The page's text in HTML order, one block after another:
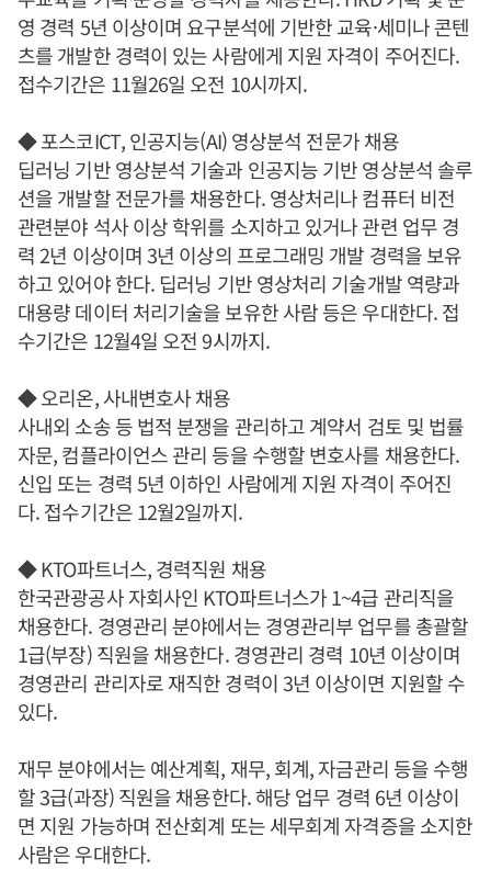
영 경력 5년 이상이며 요구분석에 기반한 교육·세미나 콘텐
츠를 개발한 경력이 있는 사람에게 지원 자격이 주어진다.
접수기간은 11월26일 오전 10시까지.
◆ 포스코ICT, 인공지능(AI) 영상분석 전문가 채용
딥러닝 기반 영상분석 기술과 인공지능 기반 영상분석 솔루
션을 개발할 전문가를 채용한다. 영상처리나 컴퓨터 비전
관련분야 석사 이상 학위를 소지하고 있거나 관련 업무 경
력 2년 이상이며 3년 이상의 프로그래밍 개발 경력을 보유
하고 있어야 한다. 딥러닝 기반 영상처리 기술개발 역량과
대용량 데이터 처리기술을 보유한 사람 등은 우대한다. 접
수기간은 12월4일 오전 9시까지.
◆ 오리온, 사내변호사 채용
사내외 소송 등 법적 분쟁을 관리하고 계약서 검토 및 법률
자문, 컴플라이언스 관리 등을 수행할 변호사를 채용한다.
신입 또는 경력 5년 이하인 사람에게 지원 자격이 주어진
다. 접수기간은 12월2일까지.
◆ KTO파트너스, 경력직원 채용
한국관광공사 자회사인 KTO파트너스가 1~4급 관리직을
채용한다. 경영관리 분야에서는 경영관리부 업무를 총괄할
1급(부장) 직원을 채용한다. 경영관리 경력 10년 이상이며
경영관리 관리자로 재직한 경력이 3년 이상이면 지원할 수
있다.
재무 분야에서는 예산계획, 재무, 회계, 자금관리 등을 수행
할 3급(과장) 직원을 채용한다. 해당 업무 경력 6년 이상이
면 지원 가능하며 전산회계 또는 세무회계 자격증을 소지한
사람은 우대한다.